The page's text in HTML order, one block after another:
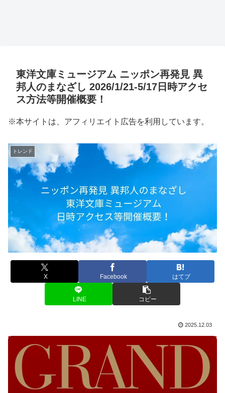
東洋文庫ミュージアム ニッポン再発見 異
邦人のまなざし 2026/1/21-5/17日時アクセ
ス方法等開催概要！
※本サイトは、アフィリエイト広告を利用しています。
トレンド
X Facebook はてブ
LINE コピー
2025.12.03